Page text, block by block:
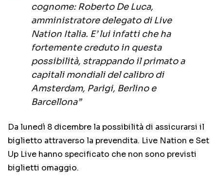
cognome: Roberto De Luca,
amministratore delegato di Live
Nation Italia. E’ lui infatti che ha
fortemente creduto in questa
possibilità, strappando il primato a
capitali mondiali del calibro di
Amsterdam, Parigi, Berlino e
Barcellona”
Da lunedì 8 dicembre la possibilità di assicurarsi il
biglietto attraverso la prevendita. Live Nation e Set
Up Live hanno specificato che non sono previsti
biglietti omaggio.